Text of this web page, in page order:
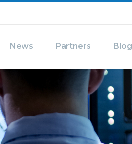
News Partners Blog